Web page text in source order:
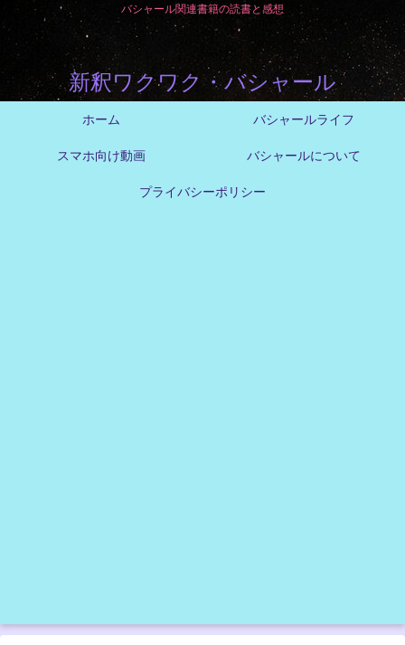
バシャール関連書籍の読書と感想
新釈ワクワク・バシャール
ホーム バシャールライフ
スマホ向け動画 バシャールについて
プライバシーポリシー